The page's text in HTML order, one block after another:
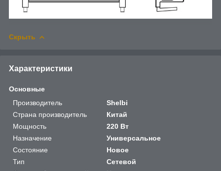
Скрыть
Характеристики
Основные
Производитель
Shelbi
Страна производитель
Китай
Мощность
220 Вт
Назначение
Универсальное
Состояние
Новое
Тип
Сетевой